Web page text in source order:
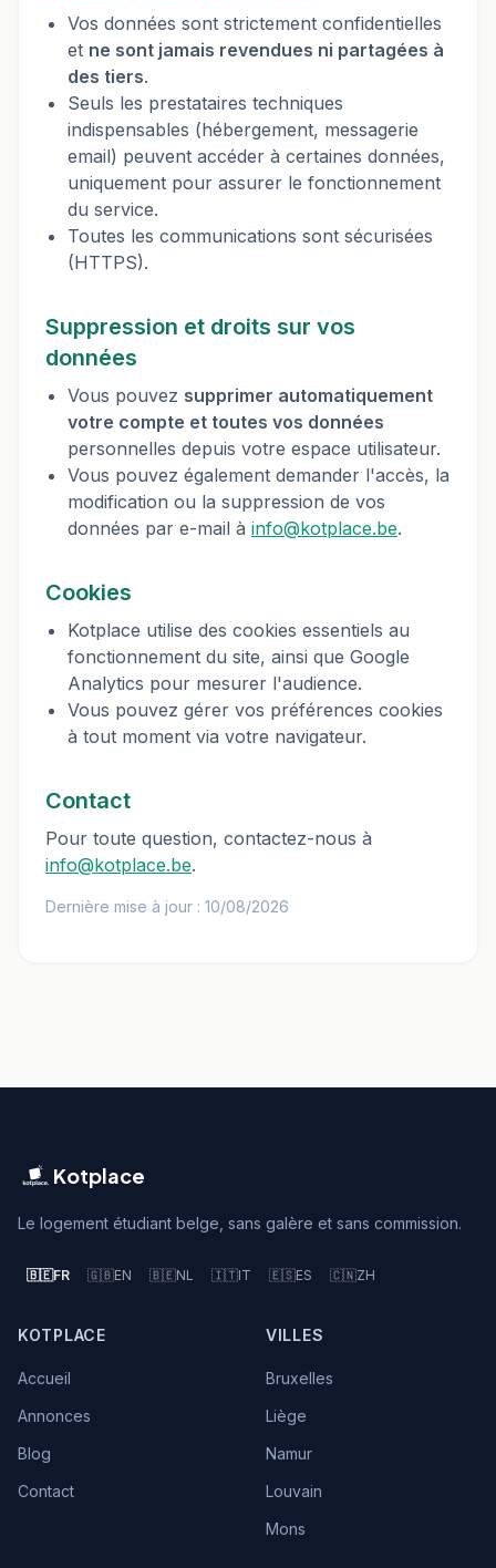
Vos données sont strictement confidentielles
et ne sont jamais revendues ni partagées à
des tiers.
Seuls les prestataires techniques
indispensables (hébergement, messagerie
email) peuvent accéder à certaines données,
uniquement pour assurer le fonctionnement
du service.
Toutes les communications sont sécurisées
(HTTPS).
Suppression et droits sur vos
données
Vous pouvez supprimer automatiquement
votre compte et toutes vos données
personnelles depuis votre espace utilisateur.
Vous pouvez également demander l'accès, la
modification ou la suppression de vos
données par e-mail à info@kotplace.be.
Cookies
Kotplace utilise des cookies essentiels au
fonctionnement du site, ainsi que Google
Analytics pour mesurer l'audience.
Vous pouvez gérer vos préférences cookies
à tout moment via votre navigateur.
Contact
Pour toute question, contactez-nous à
info@kotplace.be.
Dernière mise à jour : 10/08/2026
Kotplace
Le logement étudiant belge, sans galère et sans commission.
🇧🇪FR 🇬🇧EN 🇧🇪NL 🇮🇹IT 🇪🇸ES 🇨🇳ZH
KOTPLACE
Accueil
Annonces
Blog
Contact
VILLES
Bruxelles
Liège
Namur
Louvain
Mons